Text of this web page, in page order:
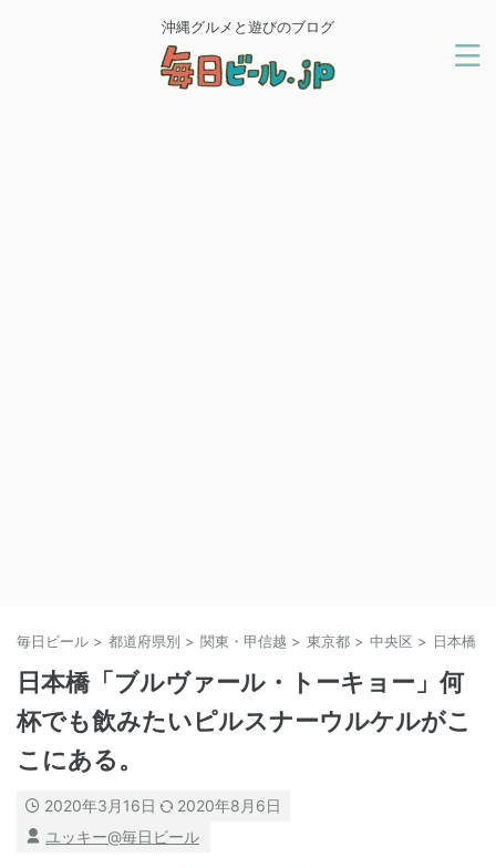
沖縄グルメと遊びのブログ
毎日ビール > 都道府県別 > 関東・甲信越 > 東京都 > 中央区 > 日本橋
日本橋「ブルヴァール・トーキョー」何
杯でも飲みたいピルスナーウルケルがこ
こにある。
2020年3月16日
2020年8月6日
ユッキー@毎日ビール